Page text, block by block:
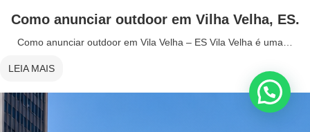
Como anunciar outdoor em Vilha Velha, ES.
Como anunciar outdoor em Vila Velha – ES Vila Velha é uma…
LEIA MAIS